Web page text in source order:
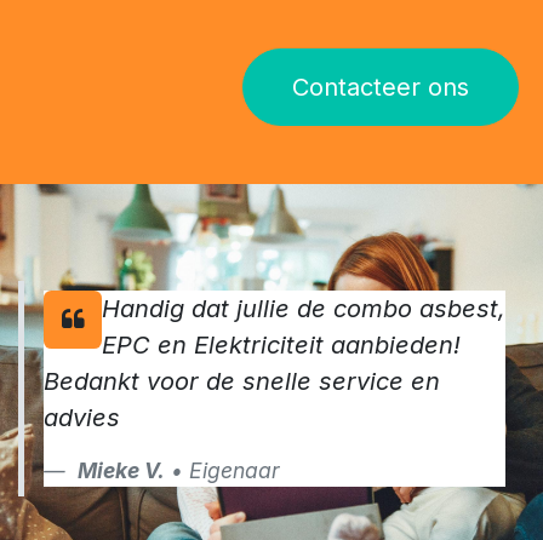
Contacteer ons
Handig dat jullie de combo asbest,
EPC en Elektriciteit aanbieden!
Bedankt voor de snelle service en
advies
Mieke V. • Eigenaar